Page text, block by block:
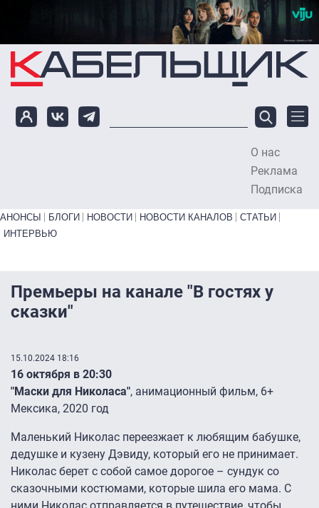
Перейти к основному содержанию
О нас
Реклама
Подписка
Primary links bottom
АНОНСЫ БЛОГИ НОВОСТИ НОВОСТИ КАНАЛОВ
СТАТЬИ
ИНТЕРВЬЮ
Премьеры на канале "В гостях у
сказки"
15.10.2024 18:16
16 октября в 20:30
"Маски для Николаса", анимационный фильм, 6+
Мексика, 2020 год
Маленький Николас переезжает к любящим бабушке,
дедушке и кузену Дэвиду, который его не принимает.
Николас берет с собой самое дорогое – сундук со
сказочными костюмами, которые шила его мама. С